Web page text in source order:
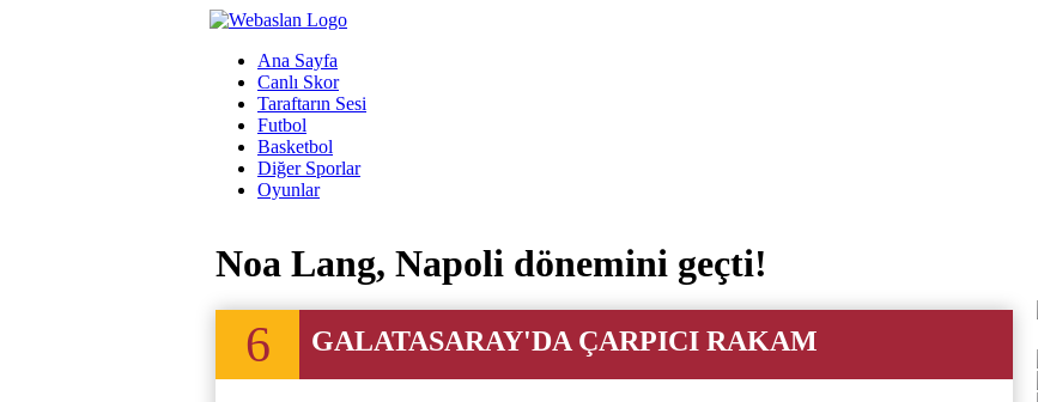
Ana Sayfa
Canlı Skor
Taraftarın Sesi
Futbol
Basketbol
Diğer Sporlar
Oyunlar
Noa Lang, Napoli dönemini geçti!
6 GALATASARAY'DA ÇARPICI RAKAM